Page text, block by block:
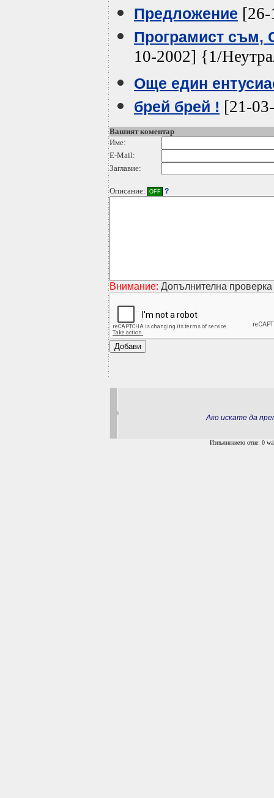
Предложение
Програмист съм,
10-2002] {1/
Още един
брей брей ! [21-
Вашият коментар
Име:
E-Mail:
Заглавие:
Описание: OFF ?
Внимание: Допълнителна проверка
Ако искате да
Изпълнението отне: 0